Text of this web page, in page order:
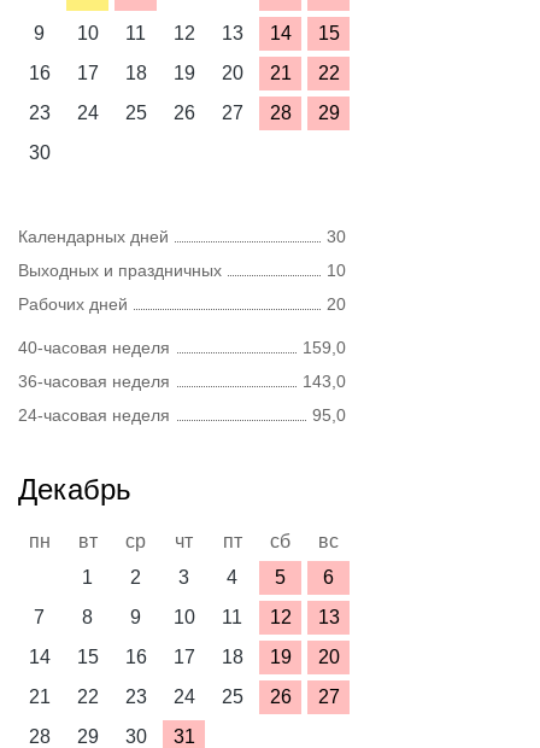
9
10 11 12 13 14
15
16
17 18 19 20 21
22
23
24 25 26 27 28
29
30
Календарных дней
30
Выходных и праздничных
10
Рабочих дней
20
40-часовая неделя
159,0
36-часовая неделя
143,0
24-часовая неделя
95,0
Декабрь
пн вт ср чт пт сб
вс
1
2 3 4 5
6
7
8 9 10 11 12
13
14
15 16 17 18 19
20
21
22 23 24 25 26
27
28
29 30 31